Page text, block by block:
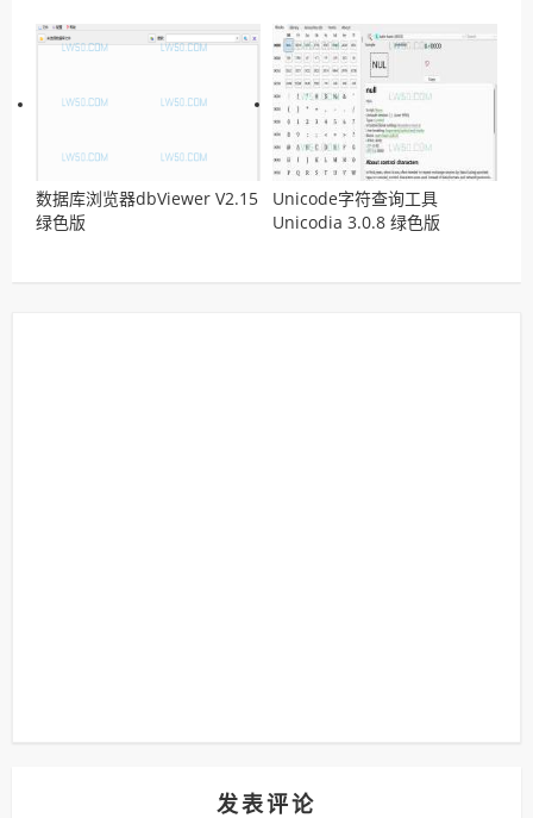
数据库浏览器dbViewer V2.15
绿色版
Unicode字符查询工具
Unicodia 3.0.8 绿色版
发表评论